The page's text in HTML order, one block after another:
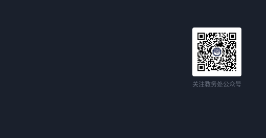
关注教务处公众号